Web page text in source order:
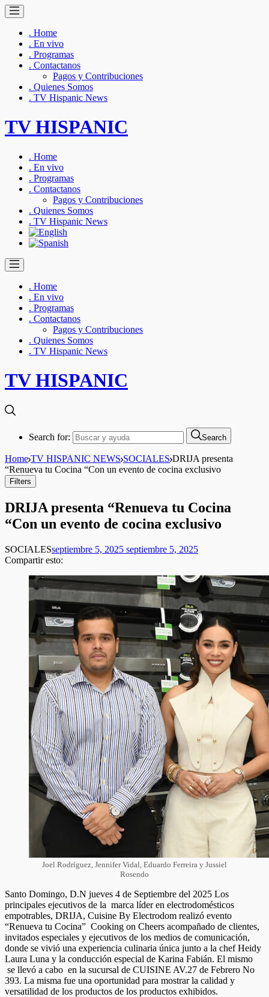
. Home
. En vivo
. Programas
. Contactanos
Pagos y Contribuciones
. Quienes Somos
. TV Hispanic News
TV HISPANIC
. Home
. En vivo
. Programas
. Contactanos
Pagos y Contribuciones
. Quienes Somos
. TV Hispanic News
. Home
. En vivo
. Programas
. Contactanos
Pagos y Contribuciones
. Quienes Somos
. TV Hispanic News
TV HISPANIC
Search for: Search
Home TV HISPANIC NEWS SOCIALES DRIJA presenta
“Renueva tu Cocina “Con un evento de cocina exclusivo
Filters
DRIJA presenta “Renueva tu Cocina
“Con un evento de cocina exclusivo
SOCIALESseptiembre 5, 2025 septiembre 5, 2025
Compartir esto:
Joel Rodríguez, Jennifer Vidal, Eduardo Ferreira y Jussiel
Rosendo
Santo Domingo, D.N jueves 4 de Septiembre del 2025 Los
principales ejecutivos de la marca líder en electrodomésticos
empotrables, DRIJA, Cuisine By Electrodom realizó evento
“Renueva tu Cocina” Cooking on Cheers acompañado de clientes,
invitados especiales y ejecutivos de los medios de comunicación,
donde se vivió una experiencia culinaria única junto a la chef Heidy
Laura Luna y la conducción especial de Karina Fabián. El mismo
se llevó a cabo en la sucursal de CUISINE AV.27 de Febrero No
393. La misma fue una oportunidad para mostrar la calidad y
versatilidad de los productos de los productos exhibidos.